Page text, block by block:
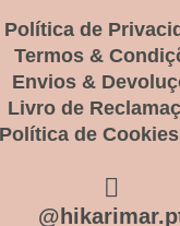
Política de
Termos &
Envios &
Livro de
Política de Cookies